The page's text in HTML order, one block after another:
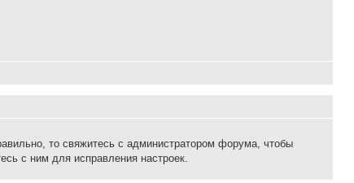
то свяжитесь с администратором форума, чтобы
с ним для исправления настроек.